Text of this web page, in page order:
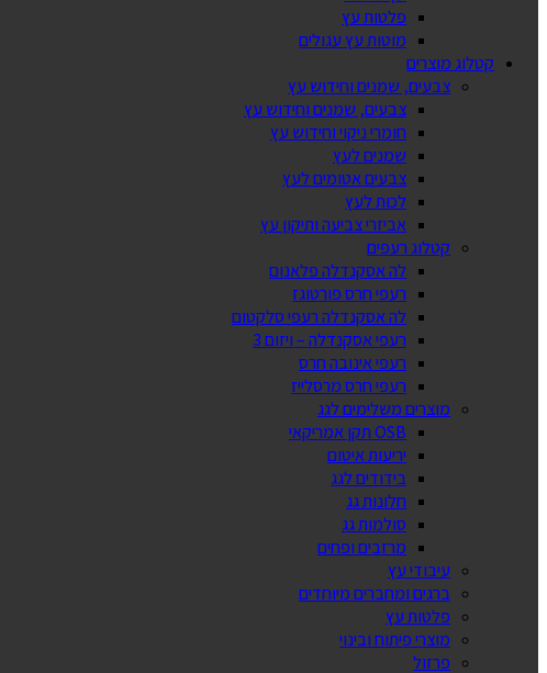
פלטות עץ
מוטות עץ עגולים
קטלוג מוצרים
צבעים, שמנים וחידוש עץ
צבעים, שמנים וחידוש עץ
חומרי ניקוי וחידוש עץ
שמנים לעץ
צבעים אטומים לעץ
לכות לעץ
אביזרי צביעה ותיקון עץ
קטלוג רעפים
לה אסקנדלה פלאנום
רעפי חרס פורטוגז
לה אסקנדלה רעפי סלקטום
רעפי אסקנדלה – ויזום 3
רעפי אינובה חרס
רעפי חרס מרסלייז
מוצרים משלימים לגג
OSB תקן אמריקאי
יריעות איטום
בידודים לגג
חלונות גג
סולמות גג
מרזבים ופחים
עיבודי עץ
ברגים ומחברים מיוחדים
פלטות עץ
מוצרי פיתוח ובינוי
פרזול